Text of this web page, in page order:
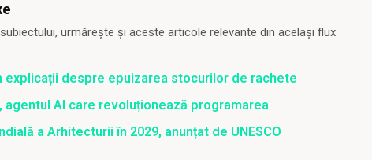
urmărește și aceste articole relevante din același flux
explicații despre epuizarea stocurilor de rachete
agentul AI care revoluționează programarea
a Arhitecturii în 2029, anunțat de UNESCO